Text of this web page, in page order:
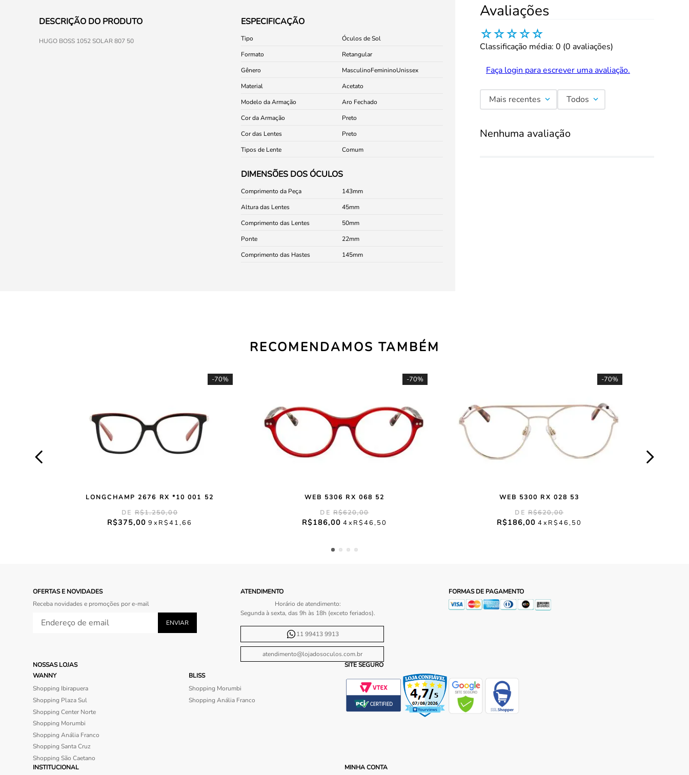
DESCRIÇÃO DO PRODUTO
HUGO BOSS 1052 SOLAR 807 50
ESPECIFICAÇÃO
Tipo
Óculos de Sol
Formato
Retangular
Gênero
MasculinoFemininoUnissex
Material
Acetato
Modelo da Armação
Aro Fechado
Cor da Armação
Preto
Cor das Lentes
Preto
Tipos de Lente
Comum
DIMENSÕES DOS ÓCULOS
Comprimento da Peça
143
Altura das Lentes
45
Comprimento das Lentes
50
Ponte
22
Comprimento das Hastes
145
Avaliações
☆☆☆☆☆
Classificação média: 0 (0 avaliações)
Faça login para escrever uma avaliação.
Mais recentes Todos
Nenhuma avaliação
RECOMENDAMOS TAMBÉM
-70%
LONGCHAMP 2676 RX *10 001 52
R$1.250,00
R$375,00 9 R$41,66
-70%
WEB 5306 RX 068 52
R$620,00
R$186,00 4 R$46,50
-70%
WEB 5300 RX 028 53
R$620,00
R$186,00 4 R$46,50
OFERTAS E NOVIDADES
Receba novidades e promoções por e-mail
ATENDIMENTO
Horário de atendimento:
Segunda à sexta, das 9h às 18h (exceto feriados).
11 99413 9913
atendimento@lojadosoculos.com.br
FORMAS DE PAGAMENTO
NOSSAS LOJAS
WANNY
Shopping Ibirapuera
Shopping Plaza Sul
Shopping Center Norte
Shopping Morumbi
Shopping Anália Franco
Shopping Santa Cruz
Shopping São Caetano
BLISS
Shopping Morumbi
Shopping Anália Franco
SITE SEGURO
INSTITUCIONAL MINHA CONTA